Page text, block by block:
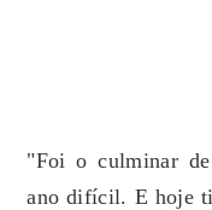
"Foi o culminar
ano difícil. E hoje